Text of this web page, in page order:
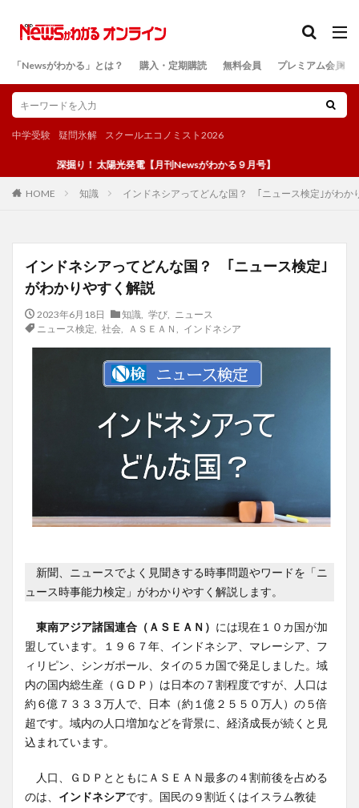
「Newsがわかる」とは？ 購入・定期購読 無料会員 プレミアム会員
中学受験 疑問氷解 スクールエコノミスト2026
深掘り！ 太陽光発電【月刊Newsがわかる９月号】
HOME 知識 インドネシアってどんな国？ ｢ニュース検定｣がわか
インドネシアってどんな国？ ｢ニュース検定｣
がわかりやすく解説
2023年6月18日 知識 学び
ニュース
ニュース検定
社会, ＡＳＥＡＮ インドネシア
新聞、ニュースでよく見聞きする時事問題やワードを「ニ
ュース時事能力検定」がわかりやすく解説します。
東南アジア諸国連合（ＡＳＥＡＮ） には現在１０カ国が加
盟しています。１９６７年、インドネシア、マレーシア、フ
ィリピン、シンガポール、タイの５カ国で発足しました。域
内の国内総生産（ＧＤＰ）は日本の７割程度ですが、人口は
約６億７３３３万人で、日本（約１億２５５０万人）の５倍
超です。域内の人口増加などを背景に、経済成長が続くと見
込まれています。
人口、ＧＤＰとともにＡＳＥＡＮ最多の４割前後を占める
のは、 インドネシアです。国民の９割近くはイスラム教徒
検索